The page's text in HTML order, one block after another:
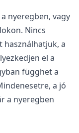
nyeregben, vagy
Nincs
használhatjuk, a
el a
függhet a
a jó
a nyeregben